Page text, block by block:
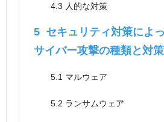
4.3 人的な対策
5 セキュリティ対策によ
サイバー攻撃の種類と対策
5.1 マルウェア
5.2 ランサムウェア